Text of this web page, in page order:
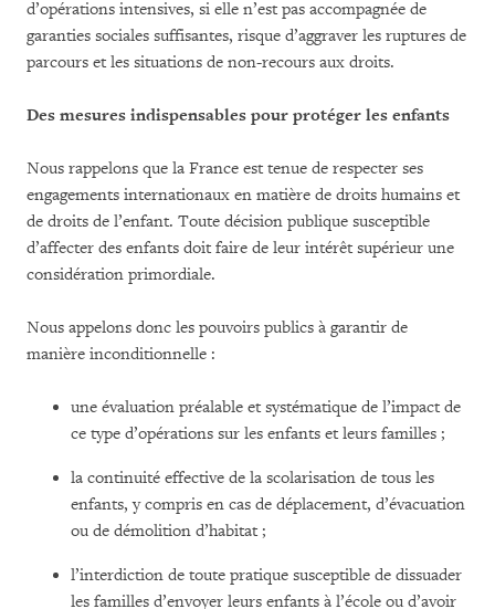
d’opérations intensives, si elle n’est pas accompagnée de
garanties sociales suffisantes, risque d’aggraver les ruptures de
parcours et les situations de non-recours aux droits.
Des mesures indispensables pour protéger les enfants
Nous rappelons que la France est tenue de respecter ses
engagements internationaux en matière de droits humains et
de droits de l’enfant. Toute décision publique susceptible
d’affecter des enfants doit faire de leur intérêt supérieur une
considération primordiale.
Nous appelons donc les pouvoirs publics à garantir de
manière inconditionnelle :
une évaluation préalable et systématique de l’impact de
ce type d’opérations sur les enfants et leurs familles ;
la continuité effective de la scolarisation de tous les
enfants, y compris en cas de déplacement, d’évacuation
ou de démolition d’habitat ;
l’interdiction de toute pratique susceptible de dissuader
les familles d’envoyer leurs enfants à l’école ou d’avoir